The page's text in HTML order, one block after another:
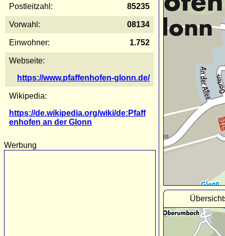
Postleitzahl: 85235
Vorwahl: 08134
Einwohner: 1.752
Webseite:
https://www.pfaffenhofen-glonn.de/
Wikipedia:
https://de.wikipedia.org/wiki/de:Pfaff
enhofen an der Glonn
Werbung